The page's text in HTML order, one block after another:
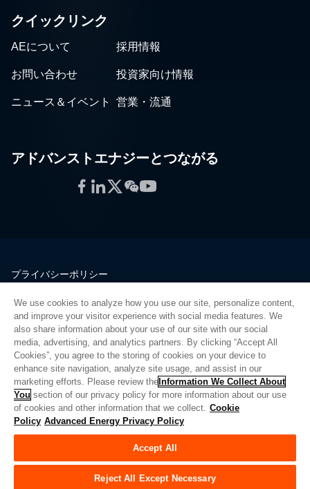
クイックリンク
AEについて 採用情報
お問い合わせ 投資家向け情報
ニュース＆イベント 営業・流通
アドバンストエナジーとつながる
Facebook
LinkedIn
Twitter
WeChat
YouTube
プライバシーポリシー
品質
サイトマップ
サプライヤーポータル
UK Modern Slavery Act
Privacy Preferences
Do Not Sell or Share My Personal Information
Limit the Use of My Sensitive Personal Information
© Copyright 2026 アドバンスドエナジー | ビルド 39545
We use cookies to analyze how you use our site, personalize content,
and improve your visitor experience with social media features. We
also share information about your use of our site with our social
media, advertising, and analytics partners. By clicking “Accept All
Cookies”, you agree to the storing of cookies on your device to
enhance site navigation, analyze site usage, and assist in our
marketing efforts. Please review the Information We Collect About
You section of our privacy policy for more information about our use
of cookies and other information that we collect. Cookie
Policy Advanced Energy Privacy Policy
Accept All
Reject All Except Necessary